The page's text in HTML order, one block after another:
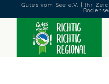
Gutes vom See e.V. | Ihr